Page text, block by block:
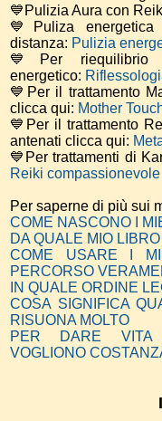
💙Pulizia Aura con
💙Puliza
distanza: Pulizia
💙Per riequilibrio
energetico:
💙Per il trattamento
clicca qui: Mother
💙Per il trattamento
antenati clicca qui:
💙Per trattamenti di
Reiki compassionevole
Per saperne di più sui
COME NASCONO I
DA QUALE MIO
COME USARE I
PERCORSO
IN QUALE ORDINE
COSA SIGNIFICA
RISUONA MOLTO
PER DARE VITA
VOGLIONO